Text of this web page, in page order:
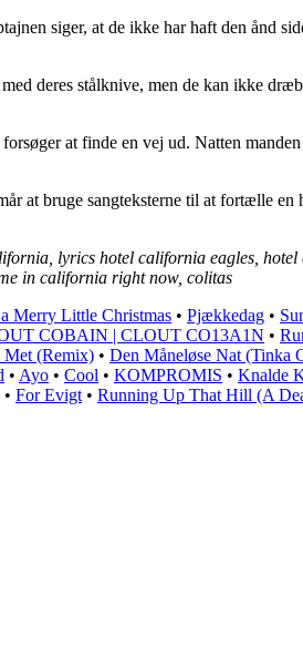
siger, at de ikke har haft den ånd
deres stålknive, men de kan ikke
at finde en vej ud. Natten
at bruge sangteksterne til at fortælle
lyrics hotel california eagles,
in california right now, colitas
Merry Little Christmas • Pjækkedag •
COBAIN | CLOUT CO13A1N •
Met (Remix) • Den Måneløse Nat (Tinka
• Ayo • Cool • KOMPROMIS • Knalde
• For Evigt • Running Up That Hill (A